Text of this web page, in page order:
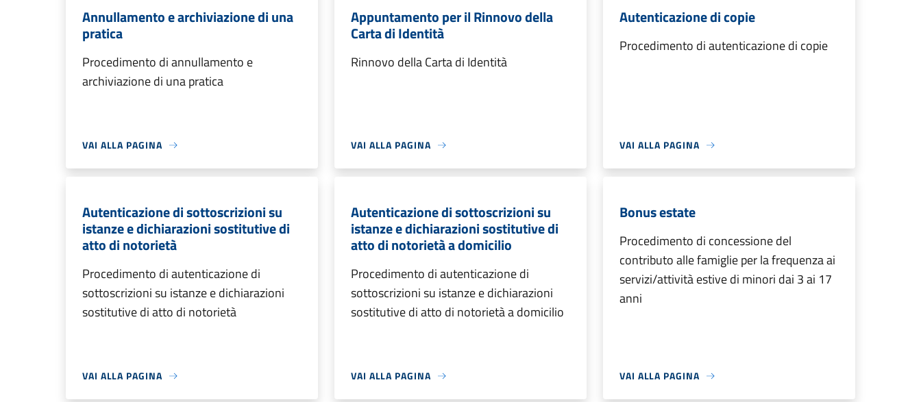
Annullamento e archiviazione di una
pratica
Procedimento di annullamento e
archiviazione di una pratica
VAI ALLA PAGINA
Appuntamento per il Rinnovo della
Carta di Identità
Rinnovo della Carta di Identità
VAI ALLA PAGINA
Autenticazione di copie
Procedimento di autenticazione di copie
VAI ALLA PAGINA
Autenticazione di sottoscrizioni su
istanze e dichiarazioni sostitutive di
atto di notorietà
Procedimento di autenticazione di
sottoscrizioni su istanze e dichiarazioni
sostitutive di atto di notorietà
VAI ALLA PAGINA
Autenticazione di sottoscrizioni su
istanze e dichiarazioni sostitutive di
atto di notorietà a domicilio
Procedimento di autenticazione di
sottoscrizioni su istanze e dichiarazioni
sostitutive di atto di notorietà a domicilio
VAI ALLA PAGINA
Bonus estate
Procedimento di concessione del
contributo alle famiglie per la frequenza ai
servizi/attività estive di minori dai 3 ai 17
anni
VAI ALLA PAGINA